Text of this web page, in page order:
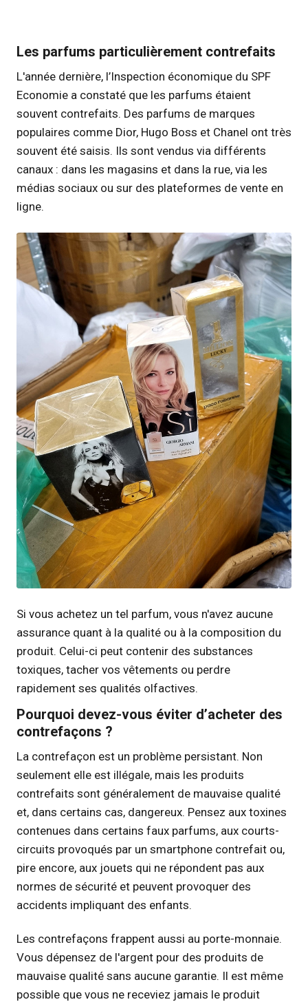
Les parfums particulièrement contrefaits
L'année dernière, l’Inspection économique du SPF
Economie a constaté que les parfums étaient
souvent contrefaits. Des parfums de marques
populaires comme Dior, Hugo Boss et Chanel ont très
souvent été saisis. Ils sont vendus via différents
canaux : dans les magasins et dans la rue, via les
médias sociaux ou sur des plateformes de vente en
ligne.
JPG
Si vous achetez un tel parfum, vous n'avez aucune
assurance quant à la qualité ou à la composition du
produit. Celui-ci peut contenir des substances
toxiques, tacher vos vêtements ou perdre
rapidement ses qualités olfactives.
Pourquoi devez-vous éviter d’acheter des
contrefaçons ?
La contrefaçon est un problème persistant. Non
seulement elle est illégale, mais les produits
contrefaits sont généralement de mauvaise qualité
et, dans certains cas, dangereux. Pensez aux toxines
contenues dans certains faux parfums, aux courts-
circuits provoqués par un smartphone contrefait ou,
pire encore, aux jouets qui ne répondent pas aux
normes de sécurité et peuvent provoquer des
accidents impliquant des enfants.
Les contrefaçons frappent aussi au porte-monnaie.
Vous dépensez de l'argent pour des produits de
mauvaise qualité sans aucune garantie. Il est même
possible que vous ne receviez jamais le produit